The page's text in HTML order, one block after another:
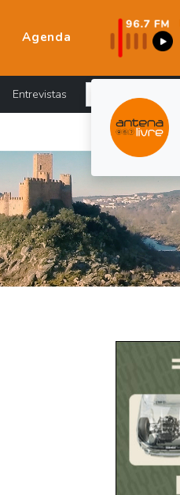
Agenda
Entrevistas